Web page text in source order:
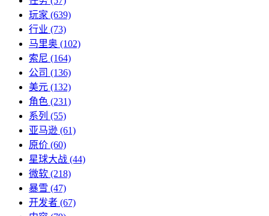
玩家 (639)
行业 (73)
马里奥 (102)
索尼 (164)
公司 (136)
美元 (132)
角色 (231)
系列 (55)
亚马逊 (61)
原价 (60)
星球大战 (44)
微软 (218)
暴雪 (47)
开发者 (67)